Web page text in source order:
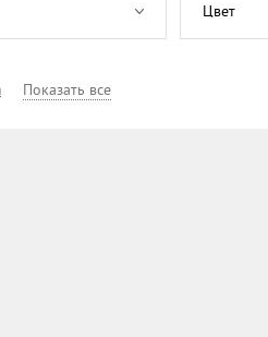
Цвет
Показать все